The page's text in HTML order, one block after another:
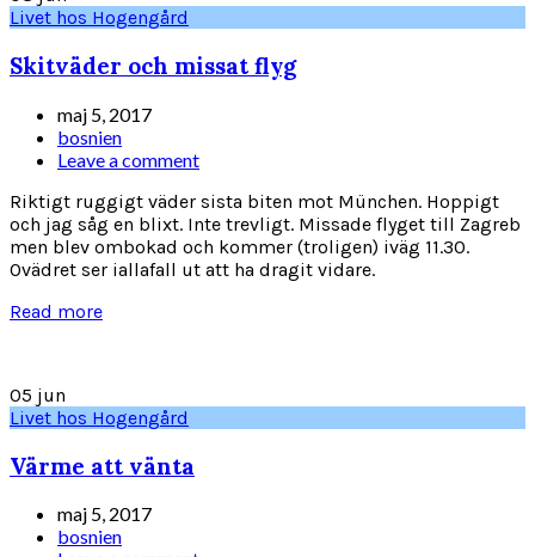
Livet hos Hogengård
Skitväder och missat flyg
maj 5, 2017
bosnien
Leave a comment
Riktigt ruggigt väder sista biten mot München. Hoppigt
och jag såg en blixt. Inte trevligt. Missade flyget till Zagreb
men blev ombokad och kommer (troligen) iväg 11.30.
Ovädret ser iallafall ut att ha dragit vidare.
Read more
05 jun
Livet hos Hogengård
Värme att vänta
maj 5, 2017
bosnien